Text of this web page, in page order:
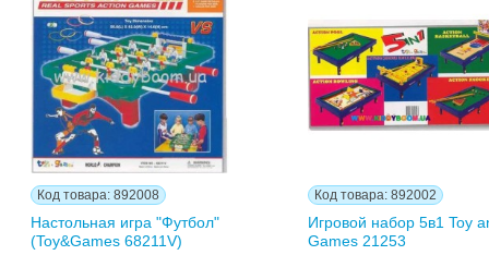
Код товара: 892008
Настольная игра "Футбол"
(Toy&Games 68211V)
Код товара: 892002
Игровой набор 5в1 Toy
Games 21253